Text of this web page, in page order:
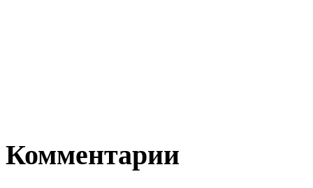
Комментарии